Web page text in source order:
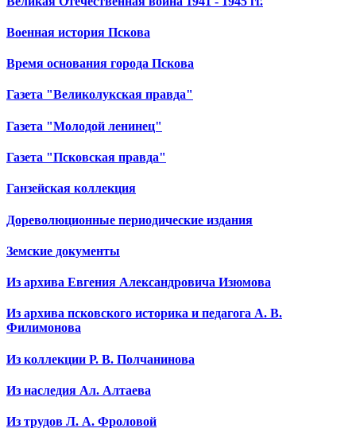
Военная история Пскова
Время основания города Пскова
Газета "Великолукская правда"
Газета "Молодой ленинец"
Газета "Псковская правда"
Ганзейская коллекция
Дореволюционные периодические издания
Земские документы
Из архива Евгения Александровича Изюмова
Из архива псковского историка и педагога А. В.
Филимонова
Из коллекции Р. В. Полчанинова
Из наследия Ал. Алтаева
Из трудов Л. А. Фроловой